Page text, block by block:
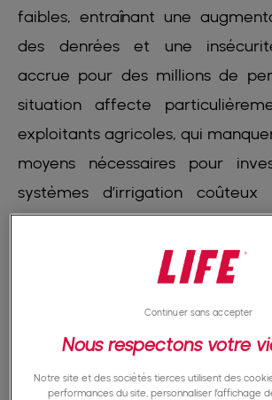
faibles, entraînant une
des denrées et une
accrue pour des millions de
situation affecte
exploitants agricoles, qui
moyens nécessaires pour
systèmes d’irrigation
garantir des récoltes suffisantes.
la difficulté
sur la santé des animaux
compromet leur productivité et
fournir des produits tels que le
Nous respectons votre
Notre site et des sociétés tierces utilisent des
performances du site, personnaliser l’affichage
Continuer sans accepter